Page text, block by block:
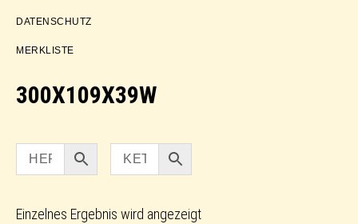
DATENSCHUTZ
MERKLISTE
300X109X39W
Einzelnes Ergebnis wird angezeigt